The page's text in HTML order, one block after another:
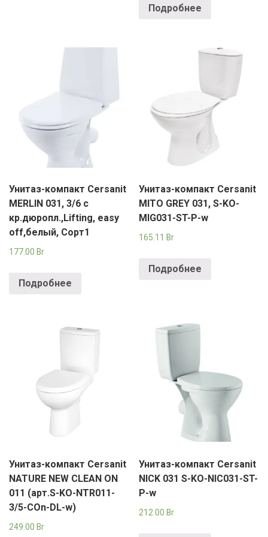
Подробнее
Унитаз-компакт Cersanit
MERLIN 031, 3/6 с
кр.дюропл.,Lifting, easy
off,белый, Сорт1
177.00 Br
Подробнее
Унитаз-компакт Cersanit
MITO GREY 031, S-KO-
MIG031-ST-P-w
165.11 Br
Подробнее
Унитаз-компакт Cersanit
NATURE NEW CLEAN ON
011 (арт.S-KO-NTR011-
3/5-COn-DL-w)
249.00 Br
Унитаз-компакт Cersanit
NICK 031 S-KO-NIC031-ST-
P-w
212.00 Br